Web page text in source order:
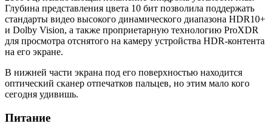
Глубина представления цвета 10 бит позволила поддержать
стандарты видео высокого динамического диапазона HDR10+
и Dolby Vision, а также проприетарную технологию ProXDR
для просмотра отснятого на камеру устройства HDR-контента
на его экране.
В нижней части экрана под его поверхностью находится
оптический сканер отпечатков пальцев, но этим мало кого
сегодня удивишь.
Питание